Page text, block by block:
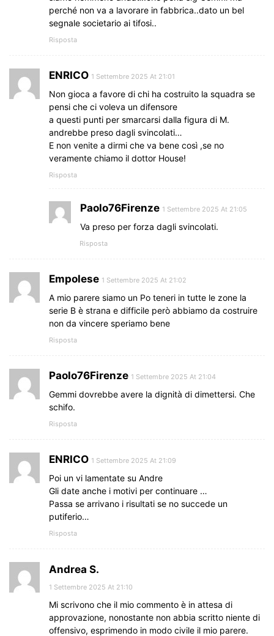
perché non va a lavorare in fabbrica..dato un bel
segnale societario ai tifosi..
Risposta
ENRICO 1 Settembre 2025 At 21:01
Non gioca a favore di chi ha costruito la squadra se
pensi che ci voleva un difensore
a questi punti per smarcarsi dalla figura di M.
andrebbe preso dagli svincolati…
E non venite a dirmi che va bene così ,se no
veramente chiamo il dottor House!
Risposta
Paolo76Firenze 1 Settembre 2025 At 21:05
Va preso per forza dagli svincolati.
Risposta
Empolese 1 Settembre 2025 At 21:02
A mio parere siamo un Po teneri in tutte le zone la
serie B è strana e difficile però abbiamo da costruire
non da vincere speriamo bene
Risposta
Paolo76Firenze 1 Settembre 2025 At 21:04
Gemmi dovrebbe avere la dignità di dimettersi. Che
schifo.
Risposta
ENRICO 1 Settembre 2025 At 21:09
Poi un vi lamentate su Andre
Gli date anche i motivi per continuare …
Passa se arrivano i risultati se no succede un
putiferio…
Risposta
Andrea S.
1 Settembre 2025 At 21:10
Mi scrivono che il mio commento è in attesa di
approvazione, nonostante non abbia scritto niente di
offensivo, esprimendo in modo civile il mio parere.